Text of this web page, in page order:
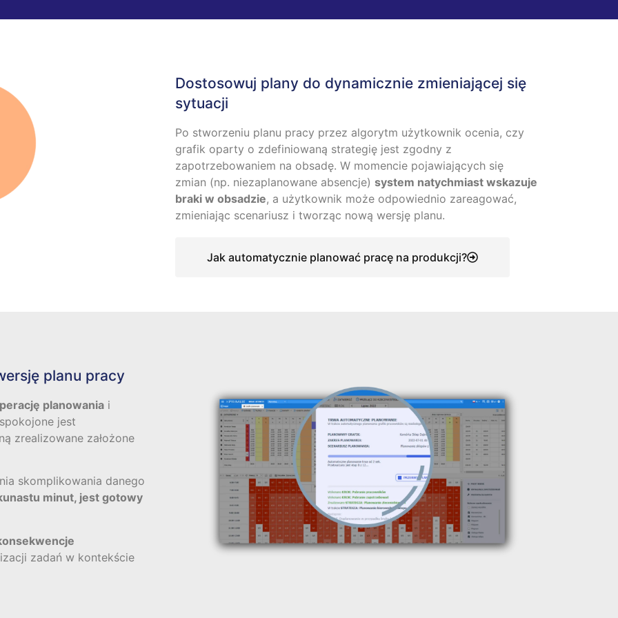
Dostosowuj plany do dynamicznie zmieniającej się
sytuacji
Po stworzeniu planu pracy przez algorytm użytkownik ocenia, czy
grafik oparty o zdefiniowaną strategię jest zgodny z
zapotrzebowaniem na obsadę. W momencie pojawiających się
zmian (np. niezaplanowane absencje) system natychmiast wskazuje
braki w obsadzie, a użytkownik może odpowiednio zareagować,
zmieniając scenariusz i tworząc nową wersję planu.
Jak automatycznie planować pracę na produkcji?
planu pracy
planowania i
jest
zrealizowane założone
skomplikowania danego
minut, jest gotowy
zadań w kontekście